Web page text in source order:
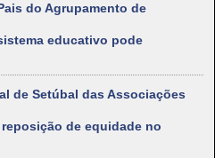
do Agrupamento de
educativo pode
de Setúbal das Associações
de equidade no